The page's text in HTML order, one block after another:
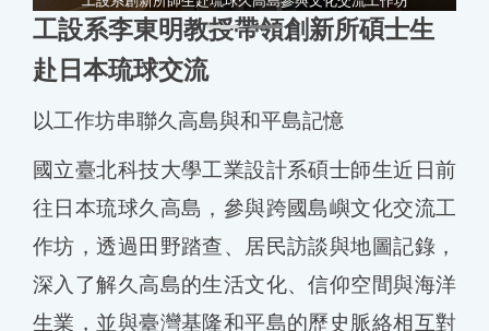
工設系李東明教授帶領創新所碩士生
赴日本琉球交流
以工作坊串聯久高島與和平島記憶
國立臺北科技大學工業設計系碩士師生近日前
往日本琉球久高島，參與跨國島嶼文化交流工
作坊，透過田野踏查、居民訪談與地圖記錄，
深入了解久高島的生活文化、信仰空間與海洋
生業，並與臺灣基隆和平島的歷史脈絡相互對